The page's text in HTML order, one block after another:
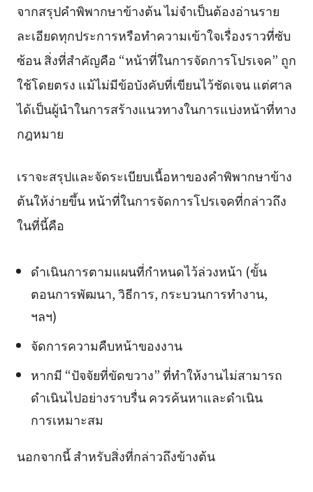
จากสรุปคำพิพากษาข้างต้น ไม่จำเป็นต้องอ่านราย
ละเอียดทุกประการหรือทำความเข้าใจเรื่องราวที่ซับ
ซ้อน สิ่งที่สำคัญคือ “หน้าที่ในการจัดการโปรเจค” ถูก
ใช้โดยตรง แม้ไม่มีข้อบังคับที่เขียนไว้ชัดเจน แต่ศาล
ได้เป็นผู้นำในการสร้างแนวทางในการแบ่งหน้าที่ทาง
กฎหมาย
เราจะสรุปและจัดระเบียบเนื้อหาของคำพิพากษาข้าง
ต้นให้ง่ายขึ้น หน้าที่ในการจัดการโปรเจคที่กล่าวถึง
ในที่นี้คือ
ดำเนินการตามแผนที่กำหนดไว้ล่วงหน้า (ขั้น
ตอนการพัฒนา, วิธีการ, กระบวนการทำงาน,
ฯลฯ)
จัดการความคืบหน้าของงาน
หากมี “ปัจจัยที่ขัดขวาง” ที่ทำให้งานไม่สามารถ
ดำเนินไปอย่างราบรื่น ควรค้นหาและดำเนิน
การเหมาะสม
นอกจากนี้ สำหรับสิ่งที่กล่าวถึงข้างต้น